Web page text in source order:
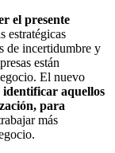
el presente
estratégicas
de incertidumbre y
están
El nuevo
aquellos
para
más